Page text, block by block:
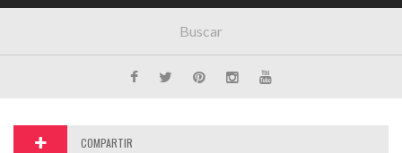
FESTIVALES
EXPOSICIONES
COMPARTIR